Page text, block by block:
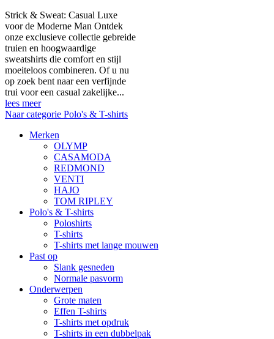
Strick & Sweat: Casual Luxe
voor de Moderne Man Ontdek
onze exclusieve collectie gebreide
truien en hoogwaardige
sweatshirts die comfort en stijl
moeiteloos combineren. Of u nu
op zoek bent naar een verfijnde
trui voor een casual zakelijke...
lees meer
Naar categorie Polo's & T-shirts
Merken
OLYMP
CASAMODA
REDMOND
VENTI
HAJO
TOM RIPLEY
Polo's & T-shirts
Poloshirts
T-shirts
T-shirts met lange mouwen
Past op
Slank gesneden
Normale pasvorm
Onderwerpen
Grote maten
Effen T-shirts
T-shirts met opdruk
T-shirts in een dubbelpak